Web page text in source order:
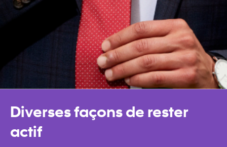
Diverses façons de rester
actif